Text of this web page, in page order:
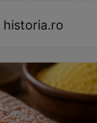
historia.ro